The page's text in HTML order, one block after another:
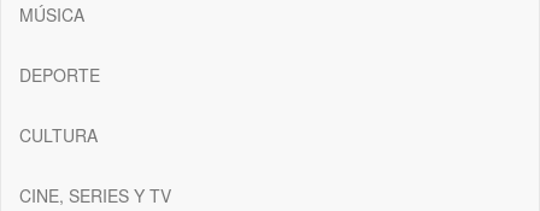
MÚSICA
DEPORTE
CULTURA
CINE, SERIES Y TV